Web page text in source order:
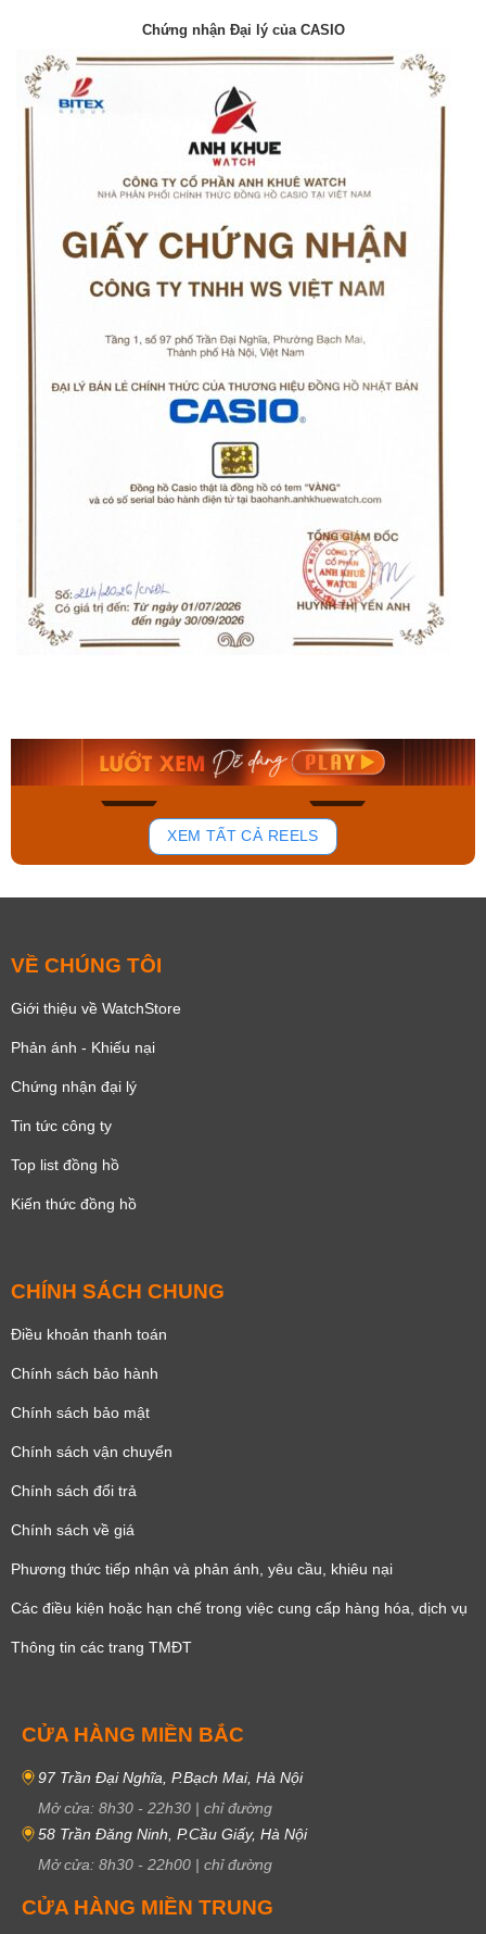
Chứng nhận Đại lý của CASIO
180
Mua ngay Mua ngay
XEM TẤT CẢ REELS
VỀ CHÚNG TÔI
Giới thiệu về WatchStore
Phản ánh - Khiếu nại
Chứng nhận đại lý
Tin tức công ty
Top list đồng hồ
Kiến thức đồng hồ
CHÍNH SÁCH CHUNG
Điều khoản thanh toán
Chính sách bảo hành
Chính sách bảo mật
Chính sách vận chuyển
Chính sách đổi trả
Chính sách về giá
Phương thức tiếp nhận và phản ánh, yêu cầu, khiêu nại
Các điều kiện hoặc hạn chế trong việc cung cấp hàng hóa, dịch vụ
Thông tin các trang TMĐT
CỬA HÀNG MIỀN BẮC
97 Trần Đại Nghĩa, P.Bạch Mai, Hà Nội
Mở cửa: 8h30 - 22h30 | chỉ đường
58 Trần Đăng Ninh, P.Cầu Giấy, Hà Nội
Mở cửa: 8h30 - 22h00 | chỉ đường
CỬA HÀNG MIỀN TRUNG